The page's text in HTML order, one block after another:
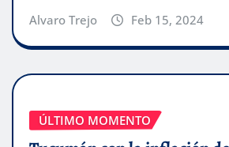
Alvaro Trejo Feb 15, 2024
ÚLTIMO MOMENTO